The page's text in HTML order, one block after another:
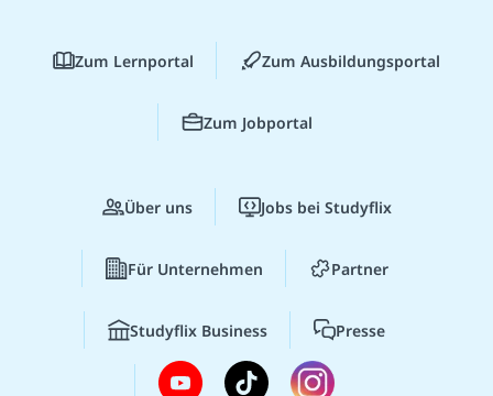
Zum Lernportal Zum Ausbildungsportal
Zum Jobportal
Über uns Jobs bei Studyflix
Für Unternehmen Partner
Studyflix Business Presse